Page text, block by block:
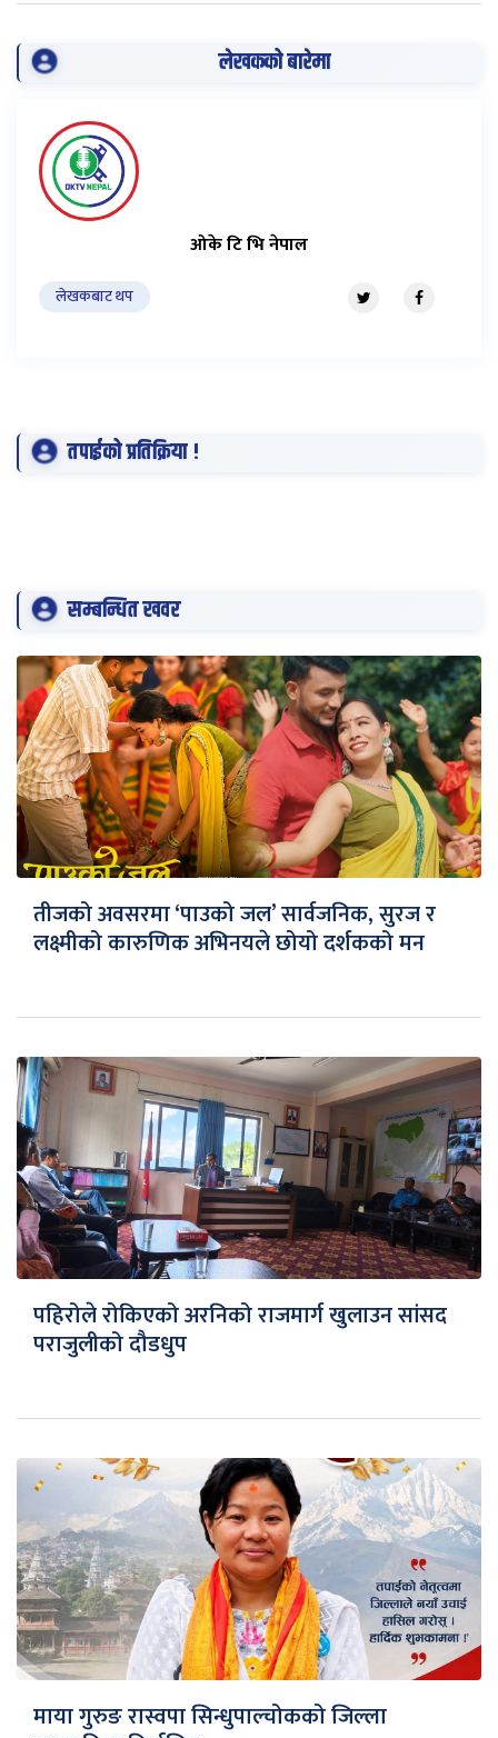
लेखकको बारेमा
ओके टि भि नेपाल
लेखकबाट थप
तपाईको प्रतिक्रिया !
सम्बन्धित खवर
तीजको अवसरमा ‘पाउको जल’ सार्वजनिक, सुरज र
लक्ष्मीको कारुणिक अभिनयले छोयो दर्शकको मन
पहिरोले रोकिएको अरनिको राजमार्ग खुलाउन सांसद
पराजुलीको दौडधुप
माया गुरुङ रास्वपा सिन्धुपाल्चोकको जिल्ला